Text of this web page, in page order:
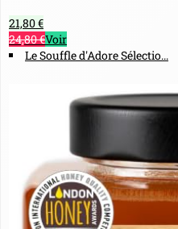
21,80 €
24,80 €Voir
Le Souffle d'Adore Sélectio...